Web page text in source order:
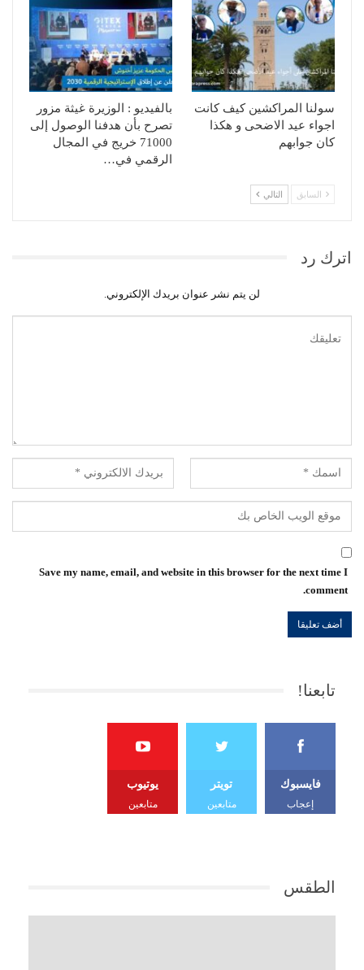
سولنا المراكشين كيف كانت
اجواء عيد الاضحى و هكذا
كان جوابهم
بالفيديو : الوزيرة غيثة مزور
تصرح بأن هدفنا الوصول إلى
71000 خريج في المجال
الرقمي في…
السابق التالي
اترك رد
لن يتم نشر عنوان بريدك الإلكتروني.
Save my name, email, and website in this browser for the next time I
comment.
تابعنا!
فايسبوك
إعجاب
تويتر
متابعين
يوتيوب
متابعين
الطقس